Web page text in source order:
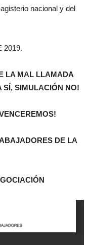
nacional y del
2019.
LA MAL LLAMADA
SÍ, SIMULACIÓN NO!
DE LA